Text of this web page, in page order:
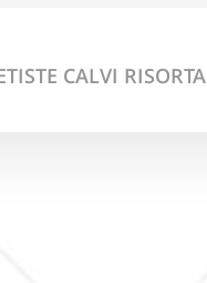
CALVI RISORTA